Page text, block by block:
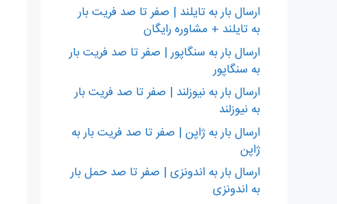
ارسال بار به تایلند | صفر تا صد فریت بار
به تایلند + مشاوره رایگان
ارسال بار به سنگاپور | صفر تا صد فریت بار
به سنگاپور
ارسال بار به نیوزلند | صفر تا صد فریت بار
به نیوزلند
ارسال بار به ژاپن | صفر تا صد فریت بار به
ژاپن
ارسال بار به اندونزی | صفر تا صد حمل بار
به اندونزی